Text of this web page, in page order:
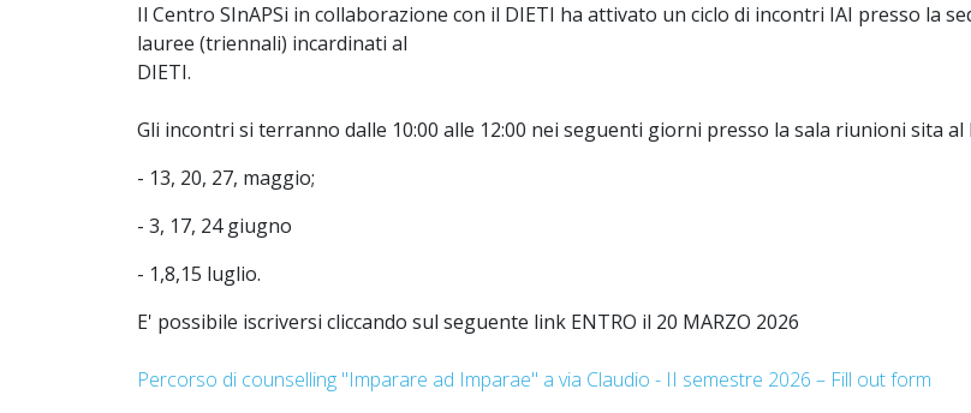
Il Centro SInAPSi in collaborazione con il DIETI ha attivato un ciclo di incontri IAI presso la
lauree (triennali) incardinati al
DIETI.
Gli incontri si terranno dalle 10:00 alle 12:00 nei seguenti giorni presso la sala riunioni sita al
- 13, 20, 27, maggio;
- 3, 17, 24 giugno
- 1,8,15 luglio.
E' possibile iscriversi cliccando sul seguente link ENTRO il 20 MARZO 2026
Percorso di counselling "Imparare ad Imparae" a via Claudio - II semestre 2026 – Fill out form